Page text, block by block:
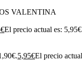
VALENTINA
€El precio actual es:
5,95€El precio